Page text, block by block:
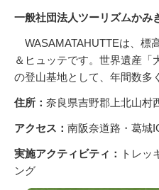
一般社団法人ツーリズムかみ
WASAMATAHUTTEは、標
＆ヒュッテです。世界遺産「
の登山基地として、年間数多
住所： 奈良県吉野郡上北山村
アクセス： 南阪奈道路・葛城
実施アクティビティ：
トレッ
ング